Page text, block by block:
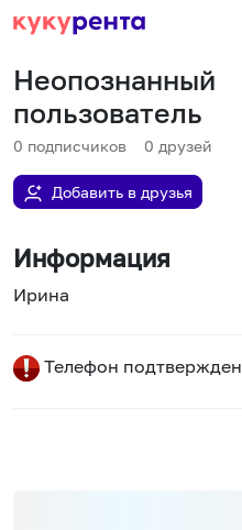
Неопознанный
пользователь
0 подписчиков 0 друзей
Добавить в друзья
Информация
Ирина
Телефон подтвержден